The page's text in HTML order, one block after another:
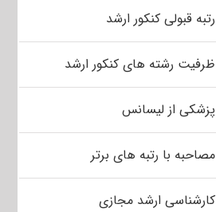
رتبه قبولی کنکور ارشد
ظرفیت رشته های کنکور ارشد
پزشکی از لیسانس
مصاحبه با رتبه های برتر
کارشناسی ارشد مجازی